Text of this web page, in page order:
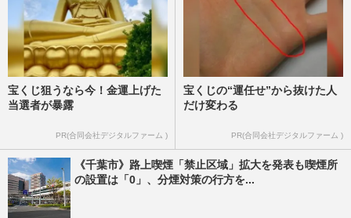
宝くじ狙うなら今！金運上げた
当選者が暴露
PR(合同会社デジタルファーム )
宝くじの“運任せ”から抜けた人
だけ変わる
PR(合同会社デジタルファーム )
《千葉市》路上喫煙「禁止区域」拡大を発表も喫煙所
の設置は「0」、分煙対策の行方を...